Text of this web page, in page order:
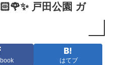
戸田公園 ガ
はてブ